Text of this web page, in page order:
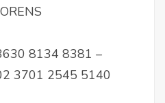
8134 8381 –
3701 2545 5140